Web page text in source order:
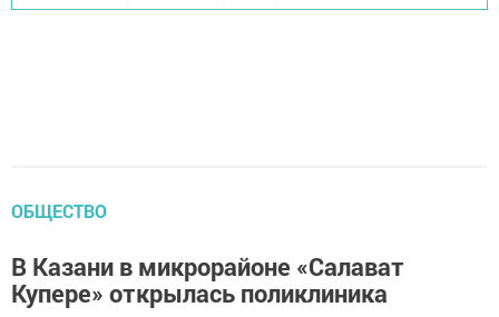
ОБЩЕСТВО
В Казани в микрорайоне «Салават
Купере» открылась поликлиника